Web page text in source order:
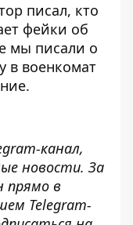
писал, кто
фейки об
мы писали о
в военкомат
.
канал,
новости. За
прямо в
Telegram-